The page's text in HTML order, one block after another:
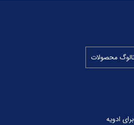
محصولات
ادویه